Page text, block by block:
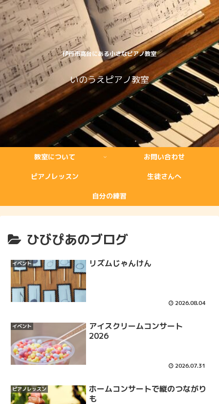
伊丹市高台にある小さなピアノ教室
いのうえピアノ教室
教室について お問い合わせ
ピアノレッスン 生徒さんへ
自分の練習
ひびぴあのブログ
イベント リズムじゃんけん
2026.08.04
イベント
アイスクリームコンサート
2026
2026.07.31
ピアノレッスン
ホームコンサートで縦のつながり
も